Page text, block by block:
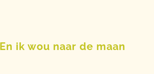
ik wou naar de maan